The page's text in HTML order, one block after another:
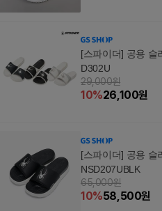
[스파이더] 공용 슬
D302U
29,000원
10%26,100원
[스파이더] 공용 슬
NSD207UBLK
65,000원
10%58,500원